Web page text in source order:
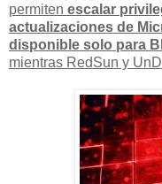
permiten escalar
actualizaciones de
disponible solo para
mientras RedSun y